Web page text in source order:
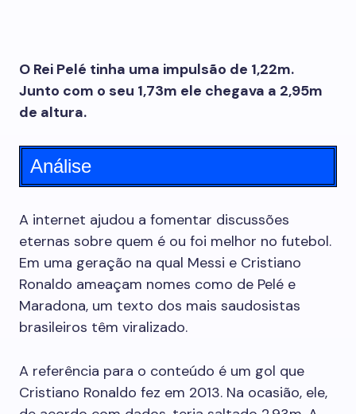
O Rei Pelé tinha uma impulsão de 1,22m.
Junto com o seu 1,73m ele chegava a 2,95m
de altura.
Análise
A internet ajudou a fomentar discussões
eternas sobre quem é ou foi melhor no futebol.
Em uma geração na qual Messi e Cristiano
Ronaldo ameaçam nomes como de Pelé e
Maradona, um texto dos mais saudosistas
brasileiros têm viralizado.
A referência para o conteúdo é um gol que
Cristiano Ronaldo fez em 2013. Na ocasião, ele,